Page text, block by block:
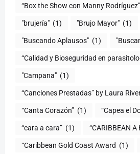
“Box the Show con Manny Rodríguez”
"brujería" (1) "Brujo Mayor" (1)
"Buscando Aplausos" (1)
"Campana" (1)
“Canciones Prestadas” by Laura
“Canta Corazón” (1) “Capea el
“cara a cara” (1) “CARIBBEAN
(1)